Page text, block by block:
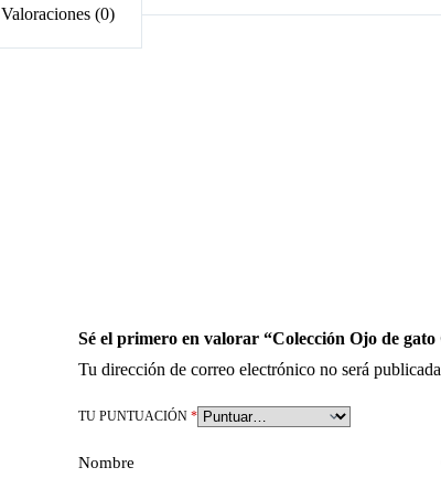
Valoraciones (0)
Sé el primero en valorar “Colección Ojo de gato
Tu dirección de correo electrónico no será
TU PUNTUACIÓN *
Nombre